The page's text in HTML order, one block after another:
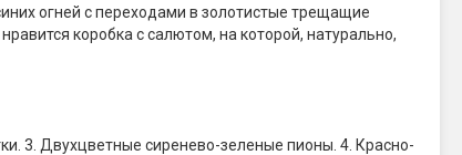
огней с переходами в золотистые трещащие
коробка с салютом, на которой, натурально,
3. Двухцветные сиренево-зеленые пионы. 4. Красно-